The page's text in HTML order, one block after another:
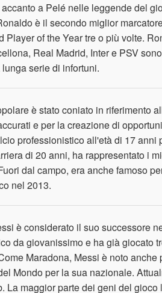
a Pelé nelle leggende del
è il secondo miglior
of the Year tre o più volte.
​​Real Madrid, Inter e PSV
serie di infortuni.
è stato coniato in riferimento
e per la creazione di
professionistico all'età di 17 anni
di 20 anni, ha rappresentato i
dal campo, era anche famoso
nel 2013.
è considerato il suo successore
da giovanissimo e ha già giocato
Maradona, Messi è noto
Mondo per la sua nazionale.
La maggior parte dei geni del